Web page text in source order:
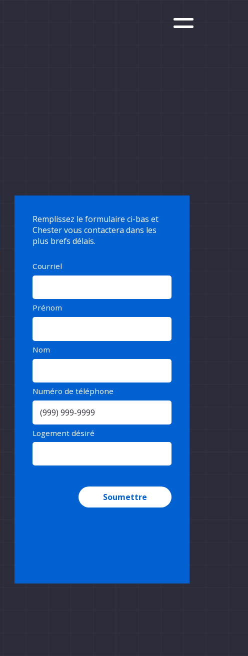
Remplissez le formulaire ci-bas et
Chester vous contactera dans les
plus brefs délais.
Courriel
Prénom
Nom
Numéro de téléphone
Logement désiré
Soumettre